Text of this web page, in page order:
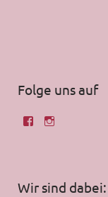
Folge uns auf
Wir sind dabei: